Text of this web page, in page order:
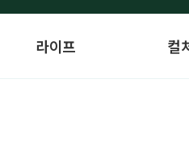
라이프 컬